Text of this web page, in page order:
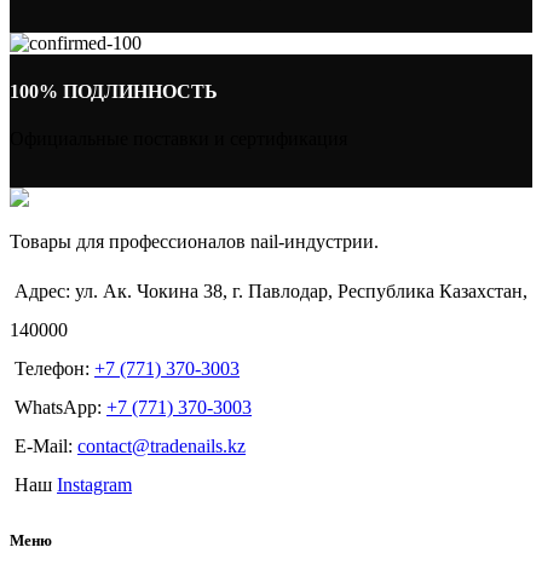
100% ПОДЛИННОСТЬ
Товары для профессионалов nail-индустрии.
Адрес: ул. Ак. Чокина 38, г. Павлодар, Республика Казахстан,
140000
Телефон: +7 (771) 370-3003
WhatsApp: +7 (771) 370-3003
E-Mail: contact@tradenails.kz
Наш Instagram
Меню